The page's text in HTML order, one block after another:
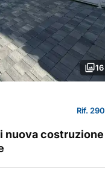
photo_library16
Rif. 290
nuova costruzione